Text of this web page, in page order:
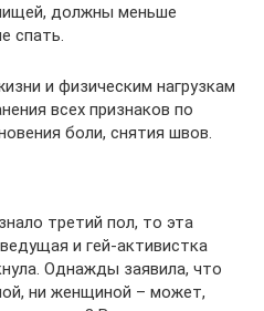
должны меньше
спать.
и физическим нагрузкам
всех признаков по
боли, снятия швов.
третий пол, то эта
и гей-активистка
Однажды заявила, что
ни женщиной – может,